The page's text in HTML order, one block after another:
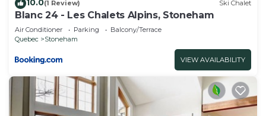
(1 Review) Ski Chalet
Blanc 24 - Les Chalets Alpins, Stoneham
Air Conditioner Parking
Balcony/Terrace
Quebec
Stoneham
VIEW AVAILABILITY